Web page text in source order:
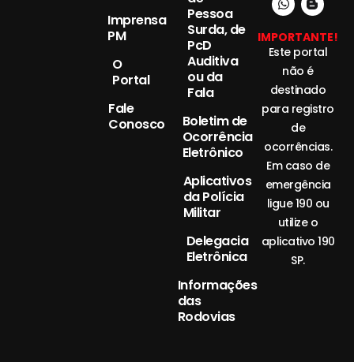
Imprensa
PM
O
Portal
Fale
Conosco
Pessoa
Surda, de
PcD
Auditiva
ou da
Fala
Boletim de
Ocorrência
Eletrônico
Aplicativos
da Polícia
Militar
Delegacia
Eletrônica
Informações
das
Rodovias
IMPORTANTE!
Este portal
não é
destinado
para registro
de
ocorrências.
Em caso de
emergência
ligue 190 ou
utilize o
aplicativo 190
SP.